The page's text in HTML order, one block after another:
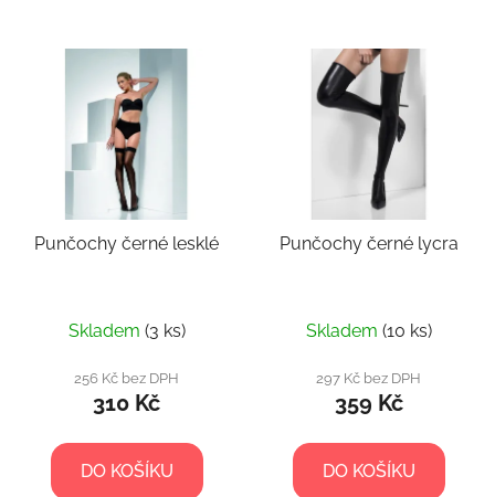
Punčochy černé lesklé
Skladem (3 ks)
256 Kč bez DPH
310 Kč
DO KOŠÍKU
Punčochy černé lycra
Skladem (10 ks)
297 Kč bez DPH
359 Kč
DO KOŠÍKU